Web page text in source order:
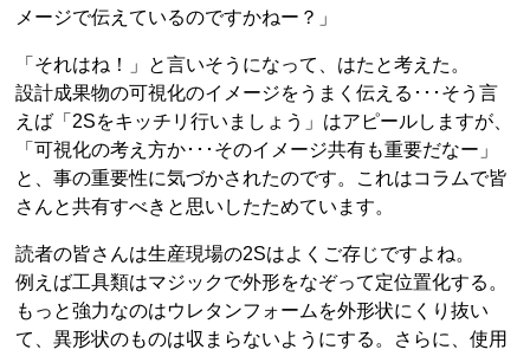
メージで伝えているのですかねー？」
「それはね！」と言いそうになって、はたと考えた。
設計成果物の可視化のイメージをうまく伝える･･･そう言
えば「2Sをキッチリ行いましょう」はアピールしますが、
「可視化の考え方か･･･そのイメージ共有も重要だなー」
と、事の重要性に気づかされたのです。これはコラムで皆
さんと共有すべきと思いしたためています。
読者の皆さんは生産現場の2Sはよくご存じですよね。
例えば工具類はマジックで外形をなぞって定位置化する。
もっと強力なのはウレタンフォームを外形状にくり抜い
て、異形状のものは収まらないようにする。さらに、使用